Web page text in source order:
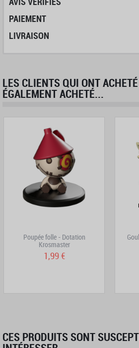
PAIEMENT
LIVRAISON
LES CLIENTS QUI ONT
ÉGALEMENT ACHETÉ...
Poupée folle - Dotation
Krosmaster
1,99 €
CES PRODUITS SONT